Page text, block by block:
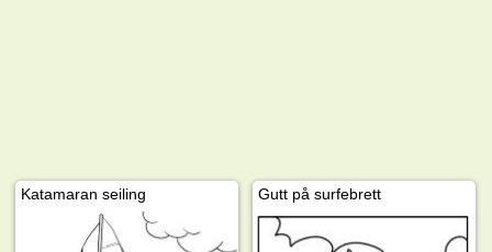
Katamaran seiling Gutt på surfebrett